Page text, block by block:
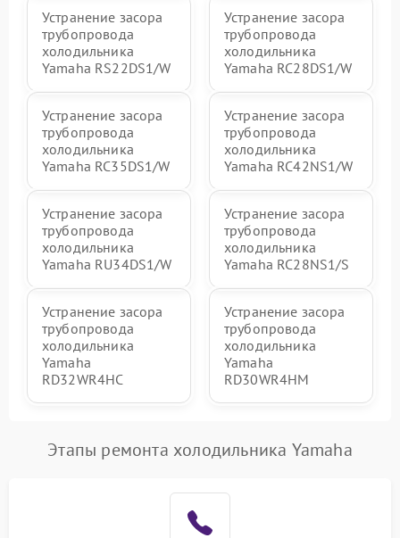
Устранение засора
трубопровода
холодильника
Yamaha RS22DS1/W
Устранение засора
трубопровода
холодильника
Yamaha RC28DS1/W
Устранение засора
трубопровода
холодильника
Yamaha RC35DS1/W
Устранение засора
трубопровода
холодильника
Yamaha RC42NS1/W
Устранение засора
трубопровода
холодильника
Yamaha RU34DS1/W
Устранение засора
трубопровода
холодильника
Yamaha RC28NS1/S
Устранение засора
трубопровода
холодильника
Yamaha
RD32WR4HC
Устранение засора
трубопровода
холодильника
Yamaha
RD30WR4HM
Этапы ремонта холодильника Yamaha